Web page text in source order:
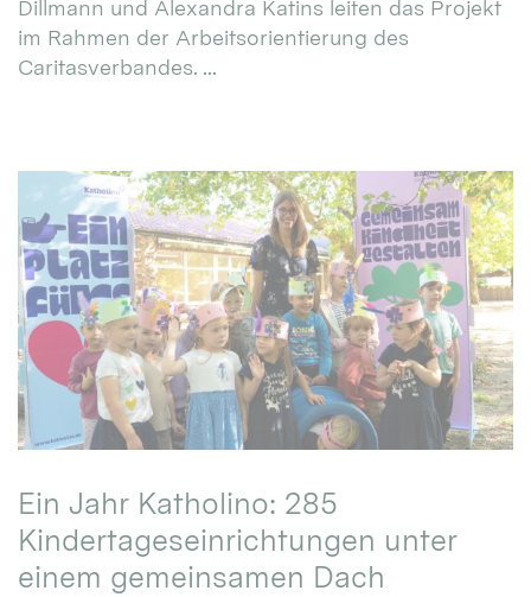
Dillmann und Alexandra Katins leiten das Projekt
im Rahmen der Arbeitsorientierung des
Caritasverbandes. ...
Ein Jahr Katholino: 285
Kindertageseinrichtungen unter
einem gemeinsamen Dach